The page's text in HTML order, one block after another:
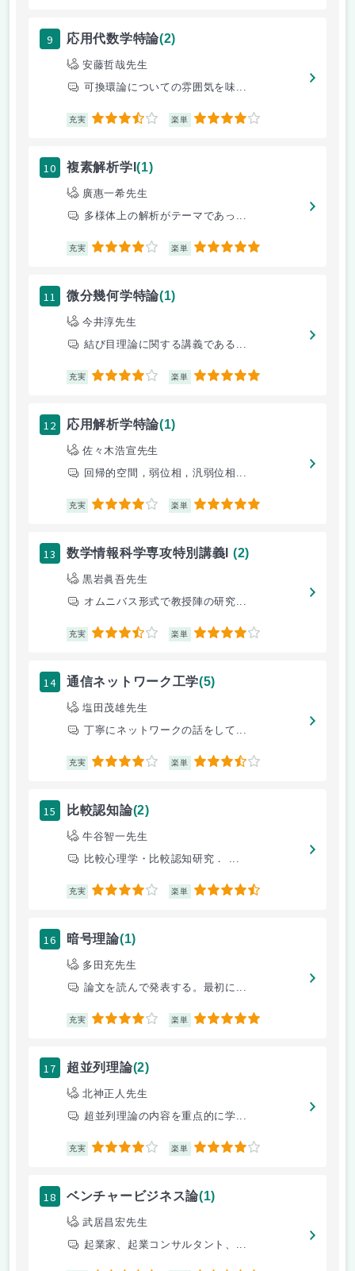
9 応用代数学特論(2)
安藤哲哉先生
可換環論についての雰囲気を味...
充実 3.5 楽単 4
10 複素解析学I(1)
廣惠一希先生
多様体上の解析がテーマであっ...
充実 4 楽単 5
11 微分幾何学特論(1)
今井淳先生
結び目理論に関する講義である...
充実 4 楽単 5
12 応用解析学特論(1)
佐々木浩宣先生
回帰的空間，弱位相，汎弱位相...
充実 4 楽単 5
13 数学情報科学専攻特別講義I (2)
黒岩眞吾先生
オムニバス形式で教授陣の研究...
充実 3.5 楽単 4
14 通信ネットワーク工学(5)
塩田茂雄先生
丁寧にネットワークの話をして...
充実 4 楽単 3.5
15 比較認知論(2)
牛谷智一先生
比較心理学・比較認知研究． ...
充実 4 楽単 4.5
16 暗号理論(1)
多田充先生
論文を読んで発表する。最初に...
充実 4 楽単 5
17 超並列理論(2)
北神正人先生
超並列理論の内容を重点的に学...
充実 4 楽単 4
18 ベンチャービジネス論(1)
武居昌宏先生
起業家、起業コンサルタント、...